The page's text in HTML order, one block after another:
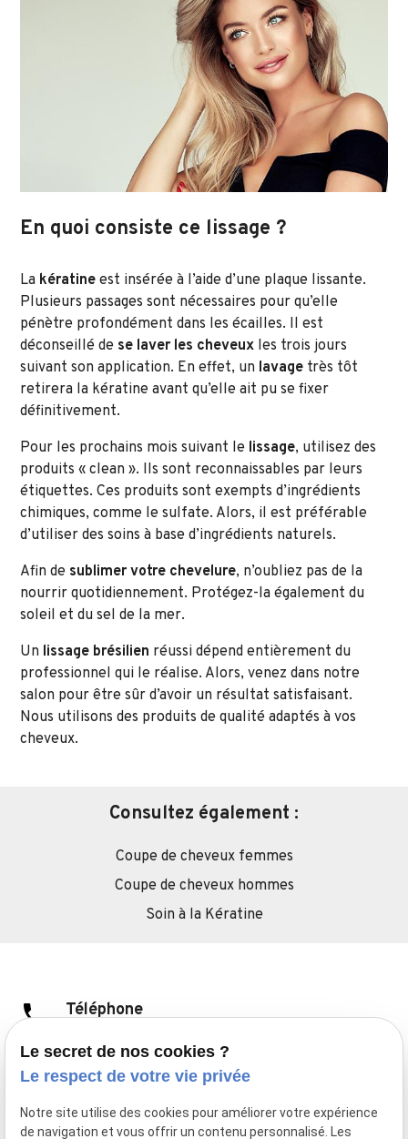
En quoi consiste ce lissage ?
La kératine est insérée à l’aide d’une plaque lissante.
Plusieurs passages sont nécessaires pour qu’elle
pénètre profondément dans les écailles. Il est
déconseillé de se laver les cheveux les trois jours
suivant son application. En effet, un lavage très tôt
retirera la kératine avant qu’elle ait pu se fixer
définitivement.
Pour les prochains mois suivant le lissage, utilisez des
produits « clean ». Ils sont reconnaissables par leurs
étiquettes. Ces produits sont exempts d’ingrédients
chimiques, comme le sulfate. Alors, il est préférable
d’utiliser des soins à base d’ingrédients naturels.
Afin de sublimer votre chevelure, n’oubliez pas de la
nourrir quotidiennement. Protégez-la également du
soleil et du sel de la mer.
Un lissage brésilien réussi dépend entièrement du
professionnel qui le réalise. Alors, venez dans notre
salon pour être sûr d’avoir un résultat satisfaisant.
Nous utilisons des produits de qualité adaptés à vos
cheveux.
Consultez également :
Coupe de cheveux femmes
Coupe de cheveux hommes
Soin à la Kératine
phone Téléphone
01 88 24 83 03
pin_drop Adresse
36 Avenue d'Eylau
Le secret de nos cookies ?
Le respect de votre vie privée
Notre site utilise des cookies pour améliorer votre expérience
de navigation et vous offrir un contenu personnalisé. Les